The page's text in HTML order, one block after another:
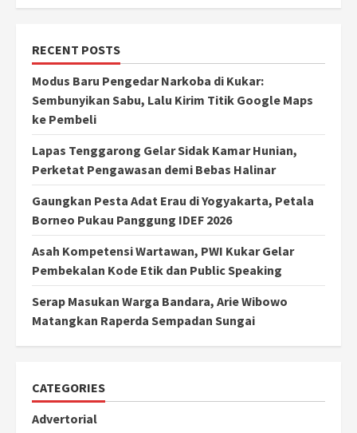
RECENT POSTS
Modus Baru Pengedar Narkoba di Kukar:
Sembunyikan Sabu, Lalu Kirim Titik Google Maps
ke Pembeli
Lapas Tenggarong Gelar Sidak Kamar Hunian,
Perketat Pengawasan demi Bebas Halinar
Gaungkan Pesta Adat Erau di Yogyakarta, Petala
Borneo Pukau Panggung IDEF 2026
Asah Kompetensi Wartawan, PWI Kukar Gelar
Pembekalan Kode Etik dan Public Speaking
Serap Masukan Warga Bandara, Arie Wibowo
Matangkan Raperda Sempadan Sungai
CATEGORIES
Advertorial